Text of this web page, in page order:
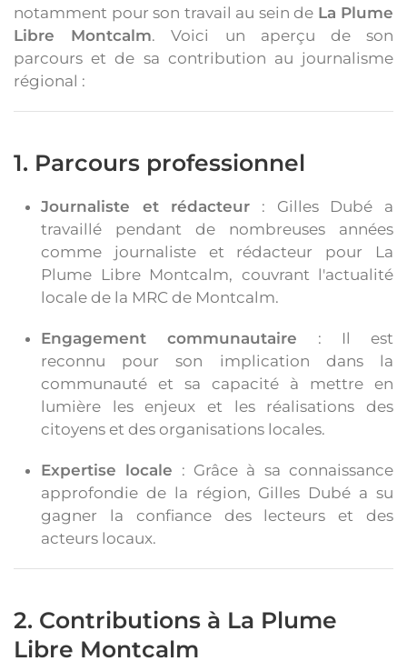
notamment pour son travail au sein de La Plume
Libre Montcalm. Voici un aperçu de son
parcours et de sa contribution au journalisme
régional :
1. Parcours professionnel
Journaliste et rédacteur : Gilles Dubé a
travaillé pendant de nombreuses années
comme journaliste et rédacteur pour La
Plume Libre Montcalm, couvrant l'actualité
locale de la MRC de Montcalm.
Engagement communautaire : Il est
reconnu pour son implication dans la
communauté et sa capacité à mettre en
lumière les enjeux et les réalisations des
citoyens et des organisations locales.
Expertise locale : Grâce à sa connaissance
approfondie de la région, Gilles Dubé a su
gagner la confiance des lecteurs et des
acteurs locaux.
2. Contributions à La Plume
Libre Montcalm